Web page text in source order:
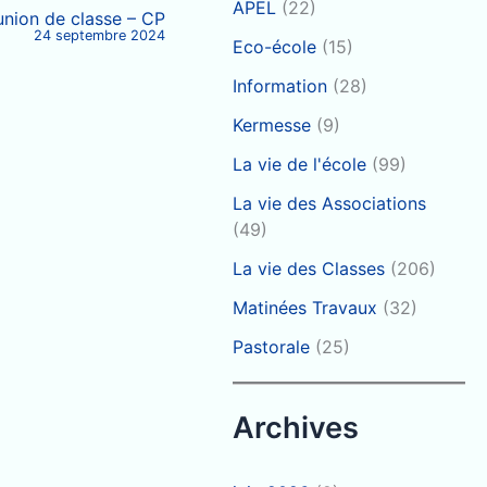
de classe – CP
24 septembre 2024
APEL (22)
Eco-école (15)
Information (28)
Kermesse (9)
La vie de l'école (99)
La vie des Associations
(49)
La vie des Classes (206)
Matinées Travaux (32)
Pastorale (25)
Archives